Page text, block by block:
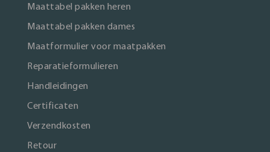
Maattabel pakken heren
Maattabel pakken dames
Maatformulier voor maatpakken
Reparatieformulieren
Handleidingen
Certificaten
Verzendkosten
Retour